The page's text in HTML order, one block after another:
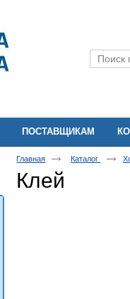
ПОСТАВЩИКАМ
Главная Каталог
Клей